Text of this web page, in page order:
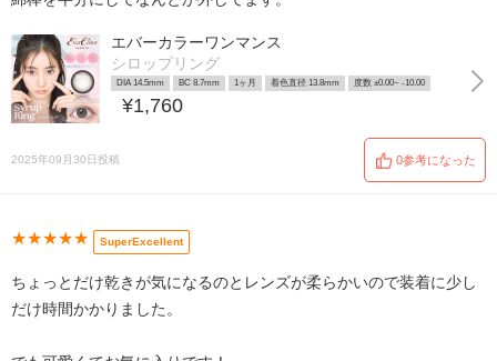
エバーカラーワンマンス
シロップリング
DIA 14.5mm BC 8.7mm 1ヶ月 着色直径 13.8mm 度数 ±0.00~ -10.00
¥1,760
2025年09月30日投稿 0参考になった
★★★★★ SuperExcellent
ちょっとだけ乾きが気になるのとレンズが柔らかいので装着に少し
だけ時間かかりました。